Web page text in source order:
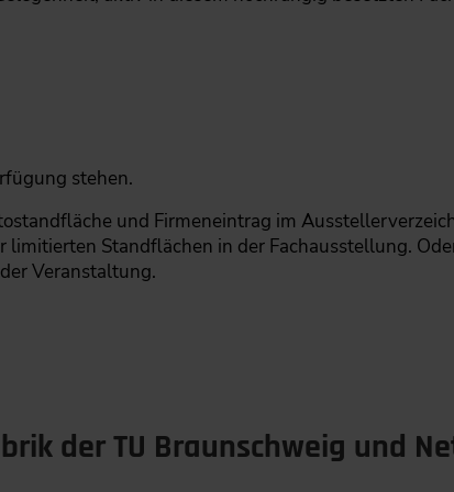
stehen.
und Firmeneintrag im
limitierten Standflächen in der Fachausstellung.
Veranstaltung.
der TU Braunschweig und